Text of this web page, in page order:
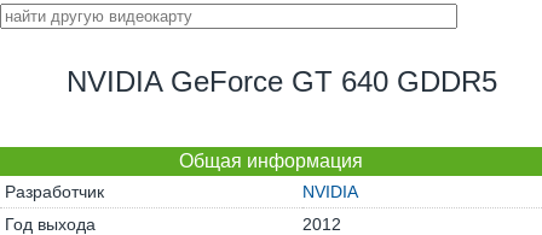
NVIDIA GeForce GT 640 GDDR5
Общая информация
Разработчик
NVIDIA
Год выхода
2012